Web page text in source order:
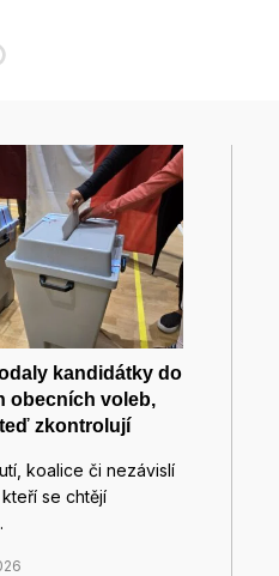
kandidátky do
obecních voleb,
zkontrolují
koalice či nezávislí
se chtějí